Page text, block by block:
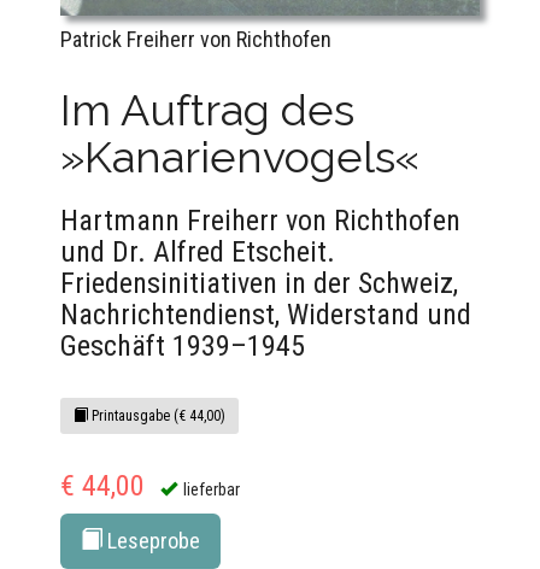
Patrick Freiherr von Richthofen
Im Auftrag des
»Kanarienvogels«
Hartmann Freiherr von Richthofen
und Dr. Alfred Etscheit.
Friedensinitiativen in der Schweiz,
Nachrichtendienst, Widerstand und
Geschäft 1939–1945
Printausgabe (€ 44,00)
€ 44,00 lieferbar
Leseprobe